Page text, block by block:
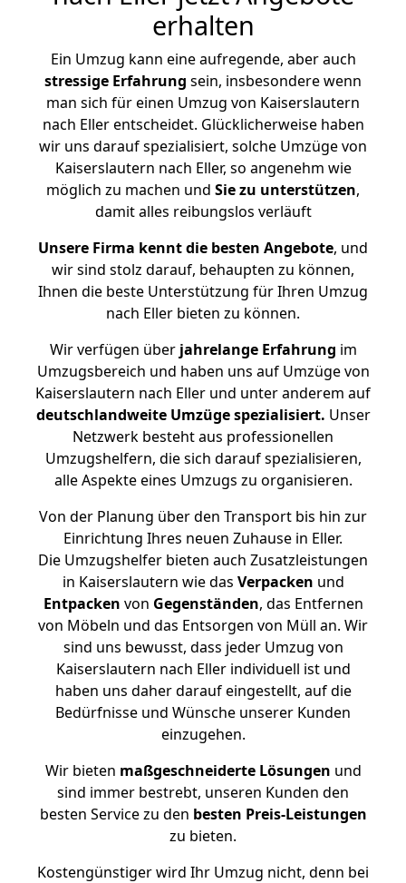
erhalten
Ein Umzug kann eine aufregende, aber auch
stressige Erfahrung sein, insbesondere wenn
man sich für einen Umzug von Kaiserslautern
nach Eller entscheidet. Glücklicherweise haben
wir uns darauf spezialisiert, solche Umzüge von
Kaiserslautern nach Eller, so angenehm wie
möglich zu machen und Sie zu unterstützen,
damit alles reibungslos verläuft
Unsere Firma kennt die besten Angebote, und
wir sind stolz darauf, behaupten zu können,
Ihnen die beste Unterstützung für Ihren Umzug
nach Eller bieten zu können.
Wir verfügen überjahrelange Erfahrung im
Umzugsbereich und haben uns auf Umzüge von
Kaiserslautern nach Eller und unter anderem auf
deutschlandweite Umzüge spezialisiert. Unser
Netzwerk besteht aus professionellen
Umzugshelfern, die sich darauf spezialisieren,
alle Aspekte eines Umzugs zu organisieren.
Von der Planung über den Transport bis hin zur
Einrichtung Ihres neuen Zuhause in Eller.
Die Umzugshelfer bieten auch Zusatzleistungen
in Kaiserslautern wie das Verpacken und
Entpacken von Gegenständen, das Entfernen
von Möbeln und das Entsorgen von Müll an. Wir
sind uns bewusst, dass jeder Umzug von
Kaiserslautern nach Eller individuell ist und
haben uns daher darauf eingestellt, auf die
Bedürfnisse und Wünsche unserer Kunden
einzugehen.
Wir bieten maßgeschneiderte Lösungen und
sind immer bestrebt, unseren Kunden den
besten Service zu den besten Preis-Leistungen
zu bieten.
Kostengünstiger wird Ihr Umzug nicht, denn bei